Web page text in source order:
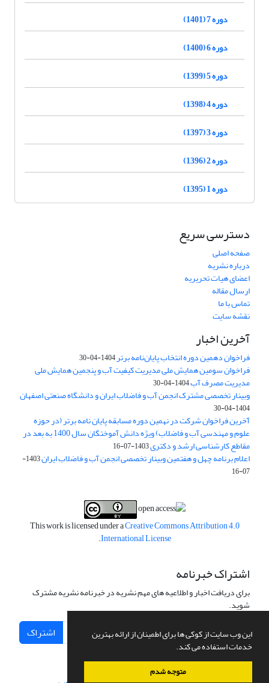
این وب سایت از کوکی ها برای اطمینان از ارائه بهترین
خدمات استفاده می کند.
متوجه شدم
دوره 7 (1401)
دوره 6 (1400)
دوره 5 (1399)
دوره 4 (1398)
دوره 3 (1397)
دوره 2 (1396)
دوره 1 (1395)
دسترسی سریع
صفحه اصلی
درباره نشریه
اعضای هیات تحریریه
ارسال مقاله
تماس با ما
نقشه سایت
آخرین اخبار
فراخوان دهمین دوره انتخاب پایان‌نامه برتر1404-04-30
فراخوان سومین همایش ملی مدیریت کیفیت آب و پنجمین همایش ملی
مدیریت مصرف آب1404-04-30
وبینار تخصصی مشترک انجمن آب و فاضلاب ایران و دانشگاه صنعتی اصفهان
1404-04-30
آخرین فراخوان شرکت در نهمین دوره مسابقه پایان نامه برتر (در حوزه
علوم و مهندسی آب و فاضلاب) ویژه دانش آموختگان سال 1400 به بعد در
مقاطع کارشناسی ارشد و دکتری1403-07-16
اعلام برنامه چهل و هفتمین وبینار تخصصی انجمن آب و فاضلاب ایران
1403-
07-16
This work is licensed under aCreative Commons Attribution 4.0
International License
.
اشتراک خبرنامه
برای دریافت اخبار و اطلاعیه های مهم نشریه در خبرنامه نشریه مشترک
شوید.
اشتراک